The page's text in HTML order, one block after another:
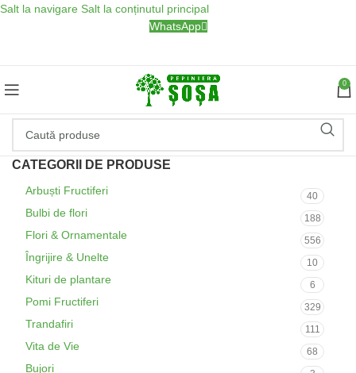
Salt la navigare Salt la conținutul principal
WhatsApp
0
CATEGORII DE PRODUSE
Arbuști Fructiferi 40
Bulbi de flori 188
Flori & Ornamentale 556
Îngrijire & Unelte 10
Kituri de plantare 6
Pomi Fructiferi 329
Trandafiri 111
Vita de Vie 68
Bujori